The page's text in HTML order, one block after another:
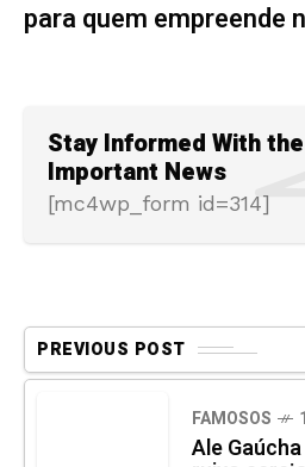
para quem empreende
Stay Informed With
Important News
[mc4wp_form id=314]
PREVIOUS POST
FAMOSOS
Ale